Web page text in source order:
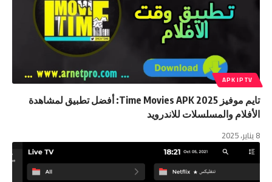
APK IPTV
تايم موفيز Time Movies APK 2025: أفضل تطبيق لمشاهدة
الأفلام والمسلسلات للاندرويد
8 يناير، 2025